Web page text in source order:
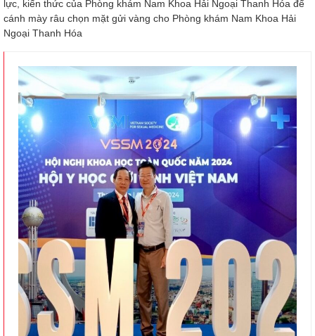
lực, kiến thức của Phòng khám Nam Khoa Hải Ngoại Thanh Hóa để
cánh mày râu chọn mặt gửi vàng cho Phòng khám Nam Khoa Hải
Ngoại Thanh Hóa